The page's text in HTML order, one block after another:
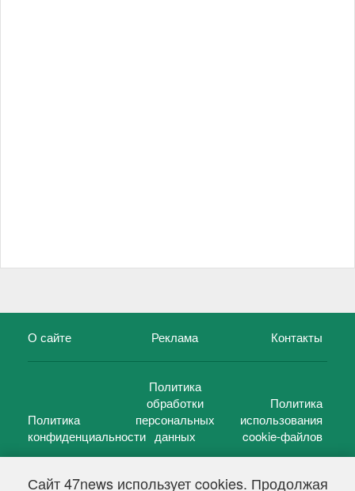
Сайт 47news использует cookies. Продолжая
О сайте Реклама Контакты
Политика
конфиденциальности
Политика
обработки
персональных
данных
Политика
использования
cookie-файлов